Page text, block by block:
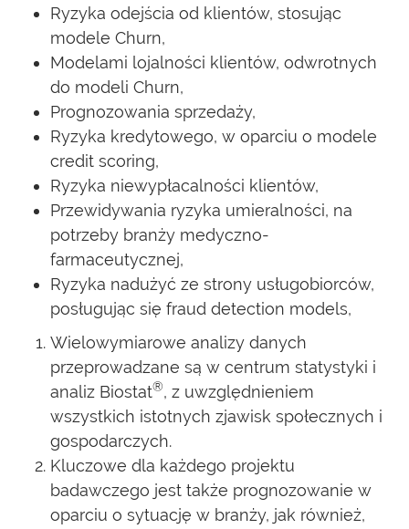
Ryzyka odejścia od klientów, stosując
modele Churn,
Modelami lojalności klientów, odwrotnych
do modeli Churn,
Prognozowania sprzedaży,
Ryzyka kredytowego, w oparciu o modele
credit scoring,
Ryzyka niewypłacalności klientów,
Przewidywania ryzyka umieralności, na
potrzeby branży medyczno-
farmaceutycznej,
Ryzyka nadużyć ze strony usługobiorców,
posługując się fraud detection models,
Wielowymiarowe analizy danych
przeprowadzane są w centrum statystyki i
analiz Biostat®, z uwzględnieniem
wszystkich istotnych zjawisk społecznych i
gospodarczych.
Kluczowe dla każdego projektu
badawczego jest także prognozowanie w
oparciu o sytuację w branży, jak również,